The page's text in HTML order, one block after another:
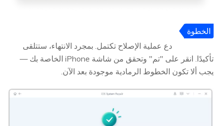
الخطوة
دع عملية الإصلاح تكتمل. بمجرد الانتهاء، ستتلقى
تأكيدًا. انقر على "تم" وتحقق من شاشة iPhone الخاصة بك —
يجب ألا تكون الخطوط الرمادية موجودة بعد الآن.